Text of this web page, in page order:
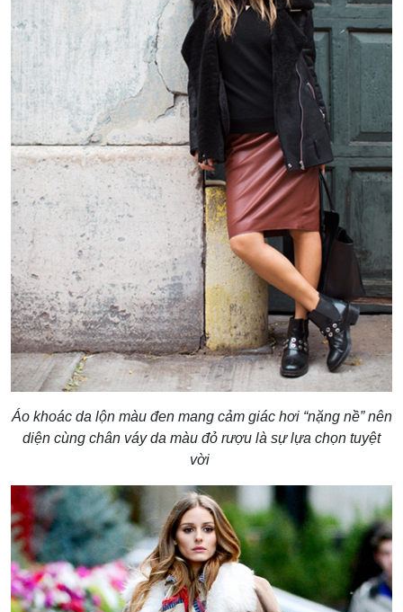
Áo khoác da lộn màu đen mang cảm giác hơi “nặng nề” nên
diện cùng chân váy da màu đỏ rượu là sự lựa chọn tuyệt
vời